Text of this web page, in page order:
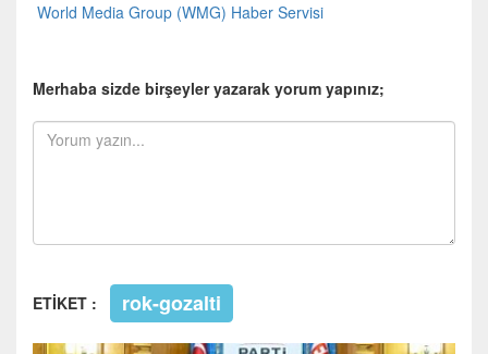
World Media Group (WMG) Haber Servisi
Merhaba sizde birşeyler yazarak yorum yapınız;
ETİKET : rok-gozalti